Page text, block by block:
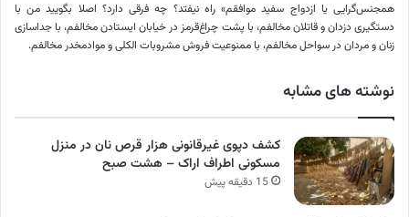
همجنس‌گرایی یا ازدواج سفید موافقم» راه نیفتد؟ چه فرقی دارد؟ اصلا بگویید من با
دستگیری دزدان و قاتلان مخالفم، با پشت چراغ‌قرمز در خیابان ایستادن مخالفم، با جداسازی
زنان و مردان در سواحل مخالفم، با ممنوعیت فروش مشروبات الکلی و موادمخدر مخالفم.
نوشته های مشابه
کشف دپوی غیرقانونی هزار قرص نان در منزل
مسکونی اطراف اراک – هشت صبح
15 دقیقه پیش